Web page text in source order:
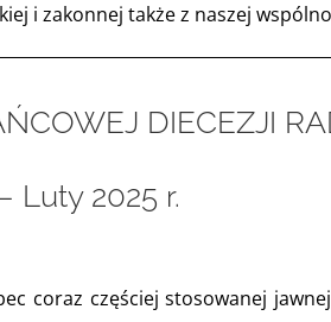
i zakonnej także z naszej
DIECEZJI
Luty 2025 r.
coraz częściej stosowanej